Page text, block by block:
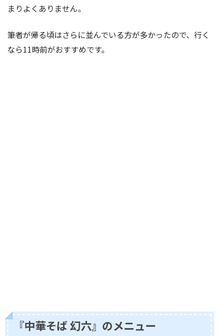
まりよくありません。
筆者が帰る頃はさらに並んでいる方が多かったので、行く
なら11時前がおすすめです。
『中華そば 幻六』のメニュー